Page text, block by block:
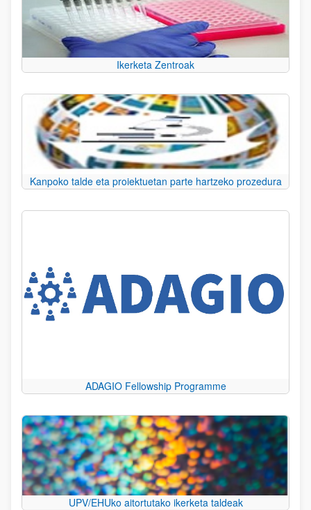
Ikerketa Zentroak
Kanpoko talde eta proiektuetan parte hartzeko prozedura
ADAGIO Fellowship Programme
UPV/EHUko aitortutako ikerketa taldeak